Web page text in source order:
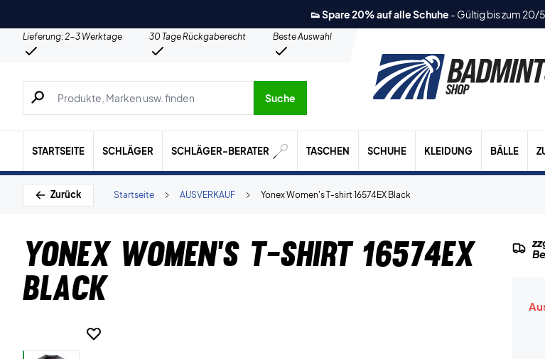
👟 Spare 20% auf alle Schuhe - Gültig bis zum 20/5
Lieferung: 2-3 Werktage 30 Tage Rückgaberecht
Beste Auswahl
Suche nach Produkten, Marken usw.
Suche
STARTSEITE SCHLÄGER SCHLÄGER-BERATER TASCHEN SCHUHE KLEIDUNG BÄLLE
Zurück Yonex Women's T-shirt 16574EX Black
AUSVERKAUF
Startseite
Yonex Women's T-shirt 16574EX
Black